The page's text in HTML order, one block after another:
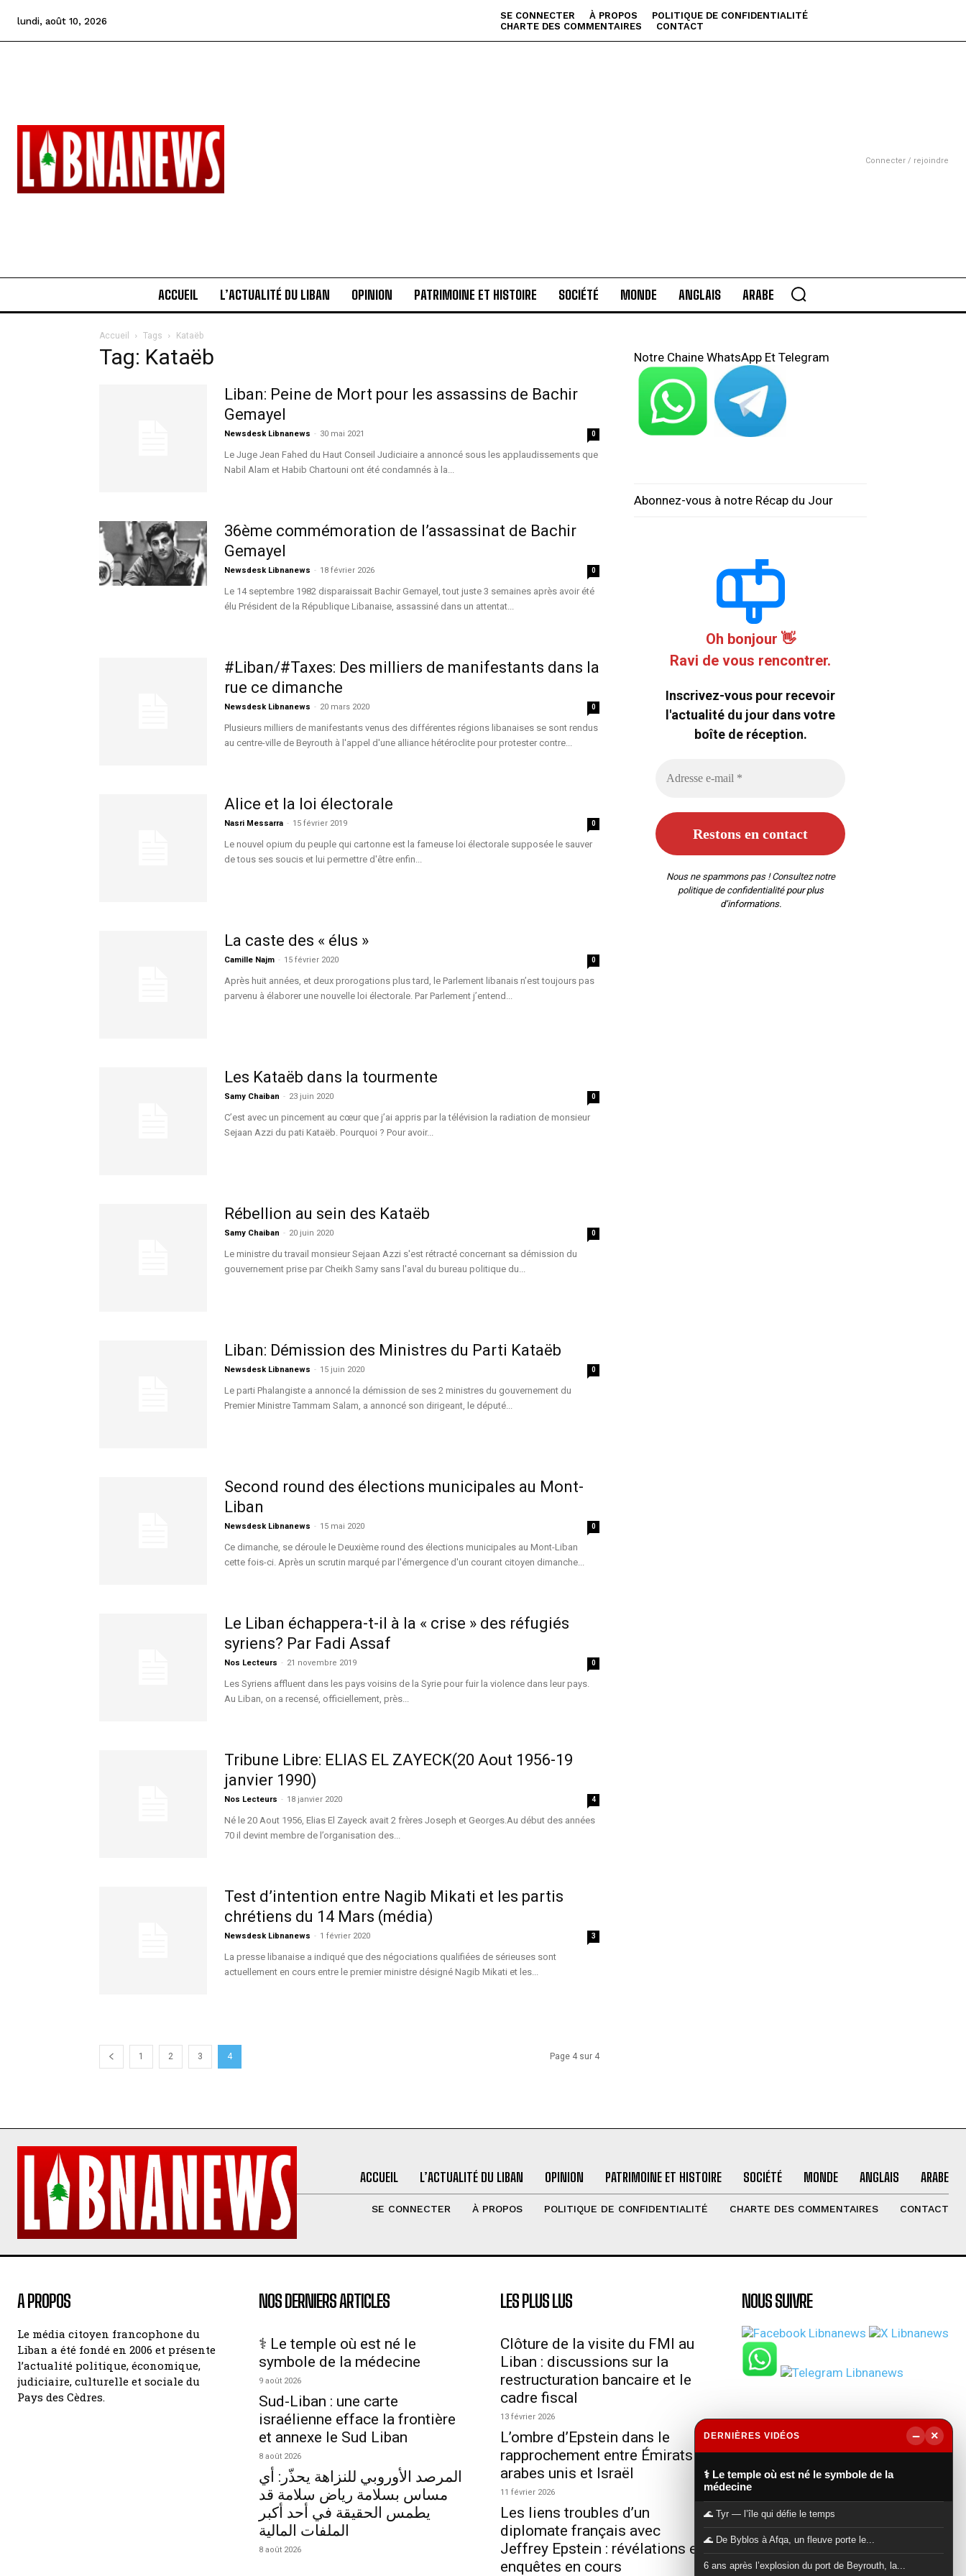
lundi, août 10, 2026 SE CONNECTER À PROPOS
POLITIQUE DE CONFIDENTIALITÉ
CHARTE DES COMMENTAIRES
CONTACT
Connecter / rejoindre
ACCUEIL L’ACTUALITÉ DU LIBAN OPINION PATRIMOINE ET HISTOIRE SOCIÉTÉ MONDE ANGLAIS ARABE
Accueil Tags Kataëb
Tag: Kataëb
Liban: Peine de Mort pour les assassins de Bachir
Gemayel
Newsdesk Libnanews - 30 mai 2021 0
Le Juge Jean Fahed du Haut Conseil Judiciaire a annoncé sous les applaudissements que
Nabil Alam et Habib Chartouni ont été condamnés à la...
36ème commémoration de l’assassinat de Bachir
Gemayel
Newsdesk Libnanews - 18 février 2026 0
Le 14 septembre 1982 disparaissait Bachir Gemayel, tout juste 3 semaines après avoir été
élu Président de la République Libanaise, assassiné dans un attentat...
#Liban/#Taxes: Des milliers de manifestants dans la
rue ce dimanche
Newsdesk Libnanews - 20 mars 2020 0
Plusieurs milliers de manifestants venus des différentes régions libanaises se sont rendus
au centre-ville de Beyrouth à l'appel d'une alliance hétéroclite pour protester contre...
Alice et la loi électorale
Nasri Messarra - 15 février 2019 0
Le nouvel opium du peuple qui cartonne est la fameuse loi électorale supposée le sauver
de tous ses soucis et lui permettre d'être enfin...
La caste des « élus »
Camille Najm - 15 février 2020 0
Après huit années, et deux prorogations plus tard, le Parlement libanais n’est toujours pas
parvenu à élaborer une nouvelle loi électorale. Par Parlement j’entend...
Les Kataëb dans la tourmente
Samy Chaiban - 23 juin 2020 0
C’est avec un pincement au cœur que j’ai appris par la télévision la radiation de monsieur
Sejaan Azzi du pati Kataëb. Pourquoi ? Pour avoir...
Rébellion au sein des Kataëb
Samy Chaiban - 20 juin 2020 0
Le ministre du travail monsieur Sejaan Azzi s'est rétracté concernant sa démission du
gouvernement prise par Cheikh Samy sans l'aval du bureau politique du...
Liban: Démission des Ministres du Parti Kataëb
Newsdesk Libnanews - 15 juin 2020 0
Le parti Phalangiste a annoncé la démission de ses 2 ministres du gouvernement du
Premier Ministre Tammam Salam, a annoncé son dirigeant, le député...
Second round des élections municipales au Mont-
Liban
Newsdesk Libnanews - 15 mai 2020 0
Ce dimanche, se déroule le Deuxième round des élections municipales au Mont-Liban
cette fois-ci. Après un scrutin marqué par l'émergence d'un courant citoyen dimanche...
Le Liban échappera-t-il à la « crise » des réfugiés
syriens? Par Fadi Assaf
Nos Lecteurs - 21 novembre 2019 0
Les Syriens affluent dans les pays voisins de la Syrie pour fuir la violence dans leur pays.
Au Liban, on a recensé, officiellement, près...
Tribune Libre: ELIAS EL ZAYECK(20 Aout 1956-19
janvier 1990)
Nos Lecteurs - 18 janvier 2020 4
Né le 20 Aout 1956, Elias El Zayeck avait 2 frères Joseph et Georges.Au début des années
70 il devint membre de l’organisation des...
Test d’intention entre Nagib Mikati et les partis
chrétiens du 14 Mars (média)
Newsdesk Libnanews - 1 février 2020 3
La presse libanaise a indiqué que des négociations qualifiées de sérieuses sont
actuellement en cours entre le premier ministre désigné Nagib Mikati et les...
1 2 3 4 Page 4 sur 4
Notre Chaine WhatsApp Et Telegram
Abonnez-vous à notre Récap du Jour
Oh bonjour 👋
Ravi de vous rencontrer.
Inscrivez-vous pour recevoir
l'actualité du jour dans votre
boîte de réception.
Nous ne spammons pas ! Consultez notre
politique de confidentialitépour plus
d’informations.
ACCUEIL L’ACTUALITÉ DU LIBAN OPINION PATRIMOINE ET HISTOIRE SOCIÉTÉ MONDE ANGLAIS ARABE
SE CONNECTER À PROPOS POLITIQUE DE CONFIDENTIALITÉ CHARTE DES COMMENTAIRES CONTACT
A PROPOS
Le média citoyen francophone du
Liban a été fondé en 2006 et présente
l’actualité politique, économique,
judiciaire, culturelle et sociale du
Pays des Cèdres.
NOS DERNIERS ARTICLES
⚕️ Le temple où est né le
symbole de la médecine
9 août 2026
Sud-Liban : une carte
israélienne efface la frontière
et annexe le Sud Liban
8 août 2026
المرصد الأوروبي للنزاهة يحذّر: أي
مساس بسلامة رياض سلامة قد
يطمس الحقيقة في أحد أكبر
الملفات المالية
8 août 2026
LES PLUS LUS
Clôture de la visite du FMI au
Liban : discussions sur la
restructuration bancaire et le
cadre fiscal
13 février 2026
L’ombre d’Epstein dans le
rapprochement entre Émirats
arabes unis et Israël
11 février 2026
Les liens troubles d’un
diplomate français avec
Jeffrey Epstein : révélations et
enquêtes en cours
NOUS SUIVRE
DERNIÈRES VIDÉOS − ×
⚕️ Le temple où est né le symbole de la
médecine
🌊 Tyr — l’île qui défie le temps
🌊 De Byblos à Afqa, un fleuve porte le...
6 ans après l’explosion du port de Beyrouth, la...